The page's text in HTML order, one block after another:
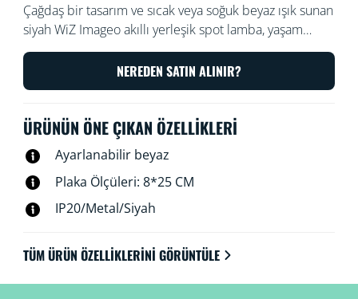
Çağdaş bir tasarım ve sıcak veya soğuk beyaz ışık sunan
siyah WiZ Imageo akıllı yerleşik spot lamba, yaşam
alanınızı akıllı ışıkla aydınlatabilmeniz için ayarlanabilir
iki spota sahiptir. WiZ uygulaması veya sesinizle kontrol
etmek için mevcut Wi-Fi ağınızla kullanın.
NEREDEN SATIN ALINIR?
ÜRÜNÜN ÖNE ÇIKAN ÖZELLIKLERI
Ayarlanabilir beyaz
Plaka Ölçüleri: 8*25 CM
IP20/Metal/Siyah
TÜM ÜRÜN ÖZELLIKLERINI GÖRÜNTÜLE